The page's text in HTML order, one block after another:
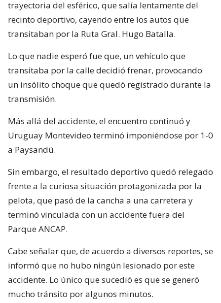
trayectoria del esférico, que salía lentamente del
recinto deportivo, cayendo entre los autos que
transitaban por la Ruta Gral. Hugo Batalla.
Lo que nadie esperó fue que, un vehículo que
transitaba por la calle decidió frenar, provocando
un insólito choque que quedó registrado durante la
transmisión.
Más allá del accidente, el encuentro continuó y
Uruguay Montevideo terminó imponiéndose por 1-0
a Paysandú.
Sin embargo, el resultado deportivo quedó relegado
frente a la curiosa situación protagonizada por la
pelota, que pasó de la cancha a una carretera y
terminó vinculada con un accidente fuera del
Parque ANCAP.
Cabe señalar que, de acuerdo a diversos reportes, se
informó que no hubo ningún lesionado por este
accidente. Lo único que sucedió es que se generó
mucho tránsito por algunos minutos.